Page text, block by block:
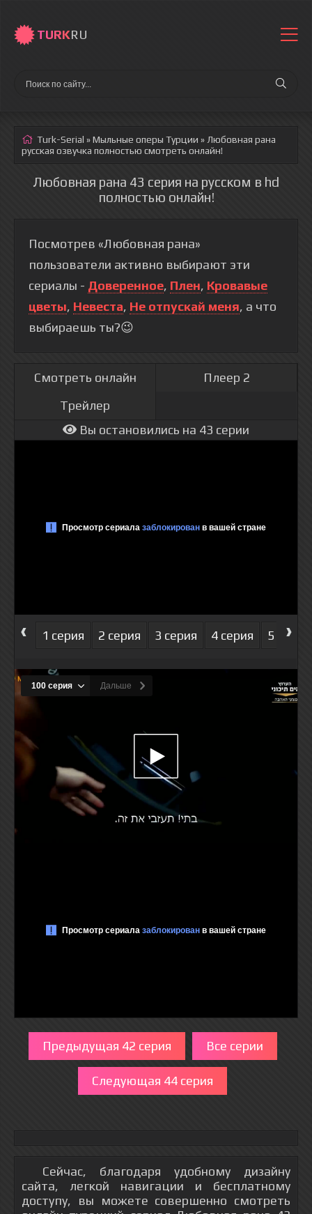
TURKRU
Turk-Serial »Мыльные оперы Турции » Любовная рана
русская озвучка полностью смотреть онлайн!
Любовная рана 43 серия на русском в hd
полностью онлайн!
Посмотрев «Любовная рана»
пользователи активно выбирают эти
сериалы - Доверенное, Плен, Кровавые
цветы, Невеста, Не отпускай меня, а что
выбираешь ты?😉
Смотреть онлайн
Плеер 2
Трейлер
Вы остановились на 43 серии
‹ 1 серия 2 серия 3 серия 4 серия 5 серия
›
Предыдущая 42 серия Все серии
Следующая 44 серия
Сейчас, благодаря удобному дизайну
сайта, легкой навигации и бесплатному
доступу, вы можете совершенно смотреть